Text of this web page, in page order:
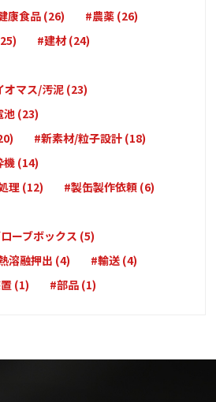
康食品 (26)
#農薬 (26)
#建材 (24)
オマス/汚泥 (23)
池 (23)
#新素材/粒子設計 (18)
機 (14)
理 (12)
#製缶製作依頼 (6)
ーブボックス (5)
溶融押出 (4)
#輸送 (4)
(1)
#部品 (1)